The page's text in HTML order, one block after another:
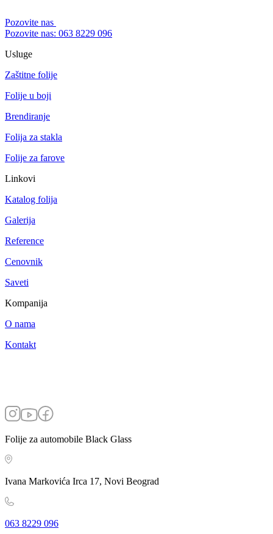
Pozovite nas
Pozovite nas: 063 8229 096
Usluge
Zaštitne folije
Folije u boji
Brendiranje
Folija za stakla
Folije za farove
Linkovi
Katalog folija
Galerija
Reference
Cenovnik
Saveti
Kompanija
O nama
Kontakt
Folije za automobile Black Glass
Ivana Markovića Irca 17, Novi Beograd
063 8229 096